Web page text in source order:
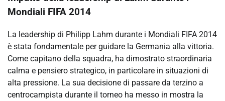
Mondiali FIFA 2014
La leadership di Philipp Lahm durante i Mondiali FIFA 2014
è stata fondamentale per guidare la Germania alla vittoria.
Come capitano della squadra, ha dimostrato straordinaria
calma e pensiero strategico, in particolare in situazioni di
alta pressione. La sua decisione di passare da terzino a
centrocampista durante il torneo ha messo in mostra la